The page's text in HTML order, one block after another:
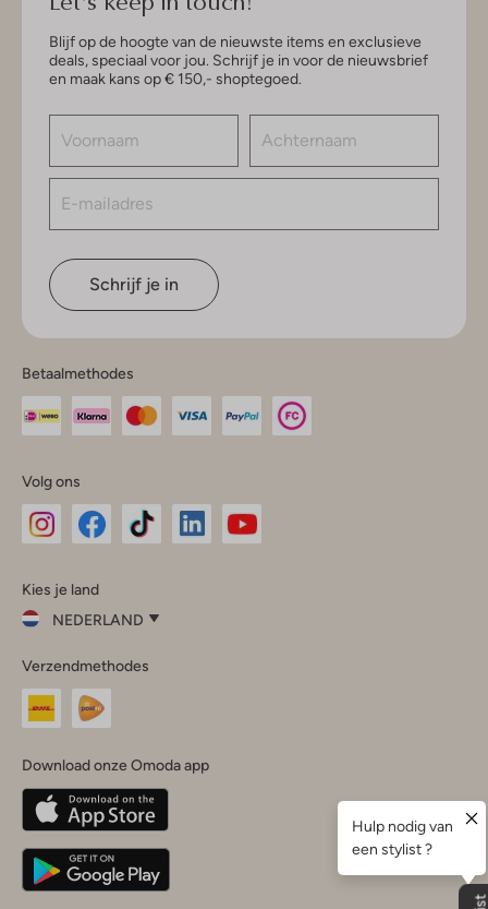
Blijf op de hoogte van de nieuwste items en exclusieve
deals, speciaal voor jou. Schrijf je in voor de nieuwsbrief
en maak kans op € 150,- shoptegoed.
Schrijf je in
Betaalmethodes
Volg ons
InstagramFacebook
Kies je land
NEDERLAND
je
land
Nederland
Belgique(Français)
Deutschland
Verzendmethodes
Download onze Omoda app